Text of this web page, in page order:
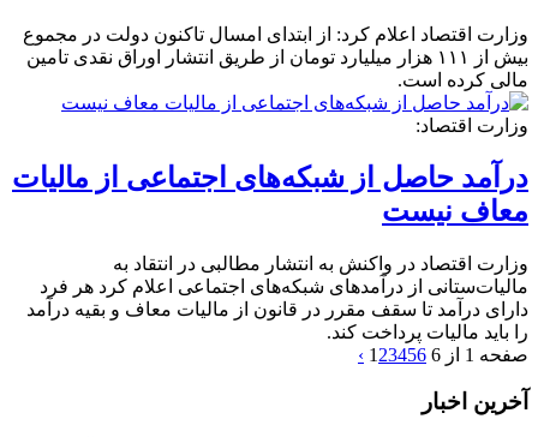
وزارت اقتصاد اعلام کرد: از ابتدای امسال تاکنون دولت در مجموع
بیش از ۱۱۱ هزار میلیارد تومان از طریق انتشار اوراق نقدی تامین
مالی کرده است.
وزارت اقتصاد:
درآمد حاصل از شبکه‌های اجتماعی از مالیات
معاف نیست
وزارت اقتصاد در واکنش به انتشار مطالبی در انتقاد به
مالیات‌ستانی از درآمدهای شبکه‌های اجتماعی اعلام کرد هر فرد
دارای درآمد تا سقف مقرر در قانون از مالیات معاف و بقیه درآمد
را باید مالیات پرداخت کند.
صفحه 1 از 6
1 23456
›
آخرین اخبار